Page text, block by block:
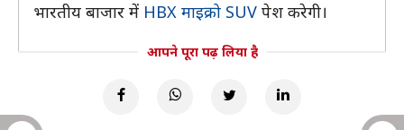
भारतीय बाजार में HBX माइक्रो SUV पेश करेगी।
आपने पूरा पढ़ लिया है